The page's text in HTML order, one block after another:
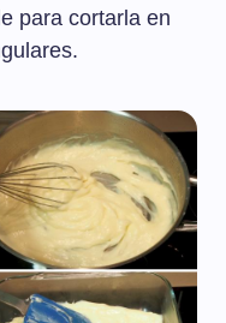
para cortarla en